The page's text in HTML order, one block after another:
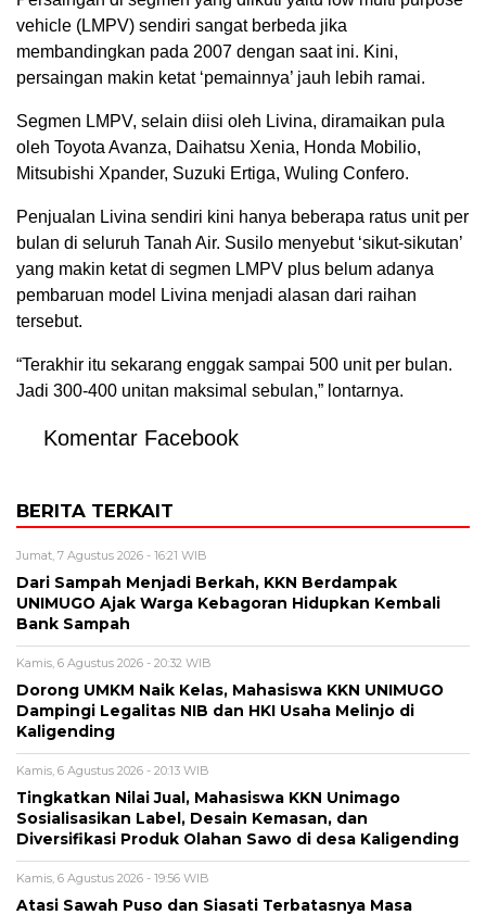
vehicle (LMPV) sendiri sangat berbeda jika
membandingkan pada 2007 dengan saat ini. Kini,
persaingan makin ketat ‘pemainnya’ jauh lebih ramai.
Segmen LMPV, selain diisi oleh Livina, diramaikan pula
oleh Toyota Avanza, Daihatsu Xenia, Honda Mobilio,
Mitsubishi Xpander, Suzuki Ertiga, Wuling Confero.
Penjualan Livina sendiri kini hanya beberapa ratus unit per
bulan di seluruh Tanah Air. Susilo menyebut ‘sikut-sikutan’
yang makin ketat di segmen LMPV plus belum adanya
pembaruan model Livina menjadi alasan dari raihan
tersebut.
“Terakhir itu sekarang enggak sampai 500 unit per bulan.
Jadi 300-400 unitan maksimal sebulan,” lontarnya.
Komentar Facebook
BERITA TERKAIT
Jumat, 7 Agustus 2026 - 16:21 WIB
Dari Sampah Menjadi Berkah, KKN Berdampak
UNIMUGO Ajak Warga Kebagoran Hidupkan Kembali
Bank Sampah
Kamis, 6 Agustus 2026 - 20:32 WIB
Dorong UMKM Naik Kelas, Mahasiswa KKN UNIMUGO
Dampingi Legalitas NIB dan HKI Usaha Melinjo di
Kaligending
Kamis, 6 Agustus 2026 - 20:13 WIB
Tingkatkan Nilai Jual, Mahasiswa KKN Unimago
Sosialisasikan Label, Desain Kemasan, dan
Diversifikasi Produk Olahan Sawo di desa Kaligending
Kamis, 6 Agustus 2026 - 19:56 WIB
Atasi Sawah Puso dan Siasati Terbatasnya Masa